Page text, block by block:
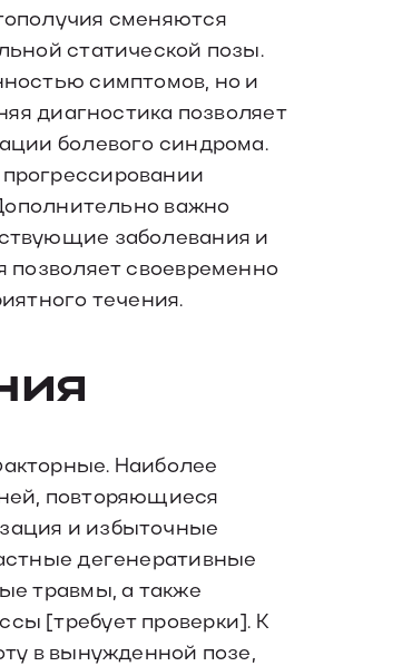
сменяются
статической позы.
симптомов, но и
диагностика позволяет
болевого синдрома.
важно
заболевания и
позволяет своевременно
течения.
Наиболее
повторяющиеся
и избыточные
дегенеративные
травмы, а также
[требует проверки]. К
в вынужденной позе,